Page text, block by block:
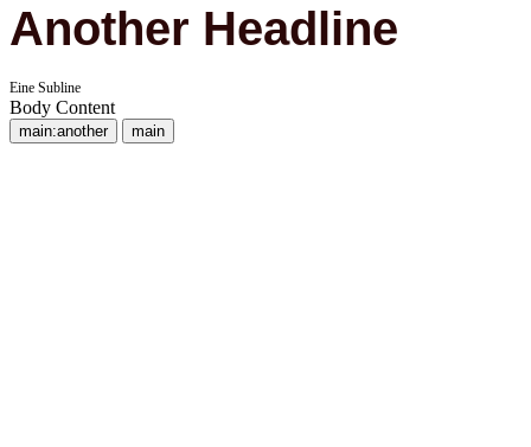
Another Headline
Eine Subline
Body Content
main:another main